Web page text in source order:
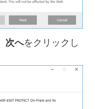
次へをクリックし